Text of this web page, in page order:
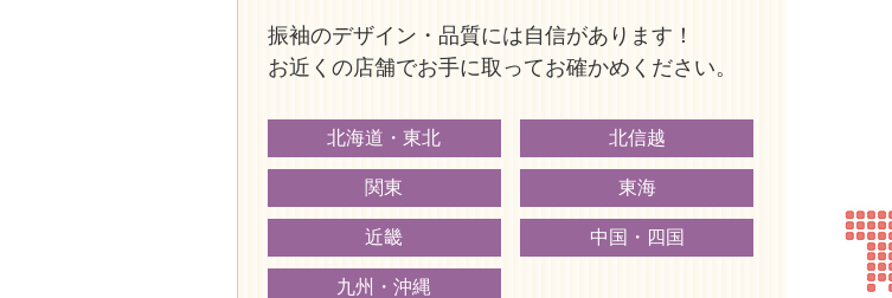
振袖のデザイン・品質には自信があります！
お近くの店舗でお手に取ってお確かめください。
北海道・東北 北信越
関東 東海
近畿 中国・四国
九州・沖縄